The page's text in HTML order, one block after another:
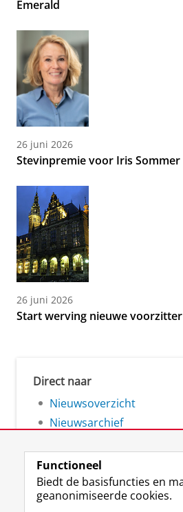
Emerald
26 juni 2026
Stevinpremie voor Iris Sommer
26 juni 2026
Start werving nieuwe
Direct naar
Nieuwsoverzicht
Nieuwsarchief
Functioneel
Biedt de basisfuncties en
geanonimiseerde cookies.